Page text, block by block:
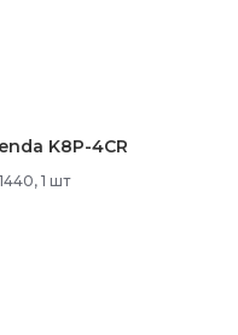
K8P-4CR
1 шт